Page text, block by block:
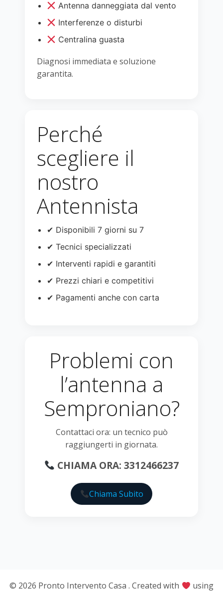
Antenna danneggiata dal vento
Interferenze o disturbi
Centralina guasta
Diagnosi immediata e soluzione
garantita.
Perché
scegliere il
nostro
Antennista
✔ Disponibili 7 giorni su 7
✔ Tecnici specializzati
✔ Interventi rapidi e garantiti
✔ Prezzi chiari e competitivi
✔ Pagamenti anche con carta
Problemi con
l’antenna a
Semproniano?
Contattaci ora: un tecnico può
raggiungerti in giornata.
CHIAMA ORA: 3312466237
Chiama Subito
© 2026 Pronto Intervento Casa . Created with
using